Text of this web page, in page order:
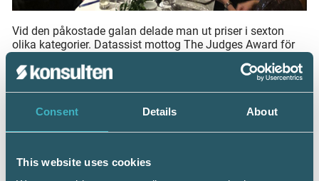
Consent Details About
This website uses cookies
Vid den påkostade galan delade man ut priser i sexton
olika kategorier. Datassist mottog The Judges Award för
integration.
2021